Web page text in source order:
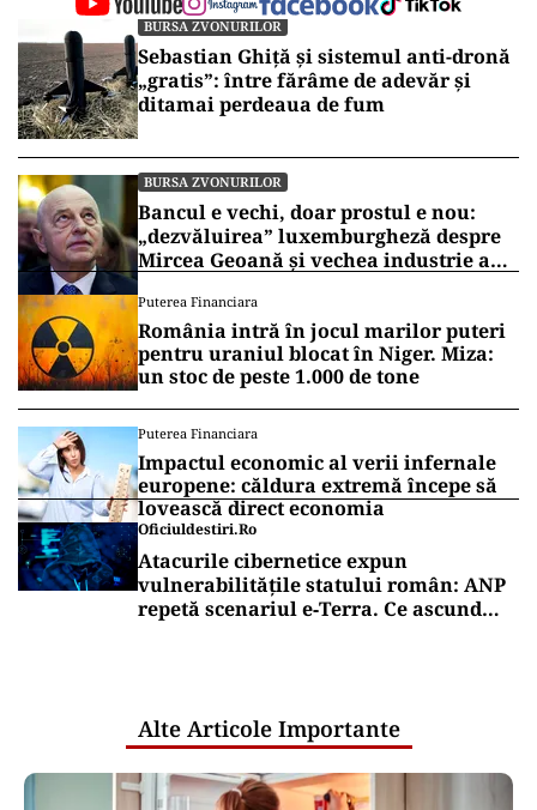
BURSA ZVONURILOR
Sebastian Ghiță și sistemul anti-dronă
„gratis”: între fărâme de adevăr și
ditamai perdeaua de fum
BURSA ZVONURILOR
Bancul e vechi, doar prostul e nou:
„dezvăluirea” luxemburgheză despre
Mircea Geoană și vechea industrie a
Puterea Financiara
România intră în jocul marilor puteri
pentru uraniul blocat în Niger. Miza:
un stoc de peste 1.000 de tone
Puterea Financiara
Impactul economic al verii infernale
europene: căldura extremă începe să
lovească direct economia
Oficiuldestiri.ro
Atacurile cibernetice expun
vulnerabilitățile statului român: ANP
repetă scenariul e‑Terra. Ce ascund
Alte Articole Importante